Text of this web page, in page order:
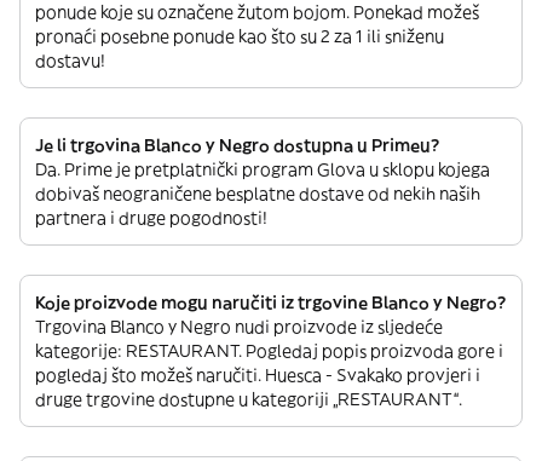
ponude koje su označene žutom bojom. Ponekad možeš
pronaći posebne ponude kao što su 2 za 1 ili sniženu
dostavu!
Je li trgovina Blanco y Negro dostupna u Primeu?
Da. Prime je pretplatnički program Glova u sklopu kojega
dobivaš neograničene besplatne dostave od nekih naših
partnera i druge pogodnosti!
Koje proizvode mogu naručiti iz trgovine Blanco y Negro?
Trgovina Blanco y Negro nudi proizvode iz sljedeće
kategorije: RESTAURANT. Pogledaj popis proizvoda gore i
pogledaj što možeš naručiti. Huesca - Svakako provjeri i
druge trgovine dostupne u kategoriji „RESTAURANT“.